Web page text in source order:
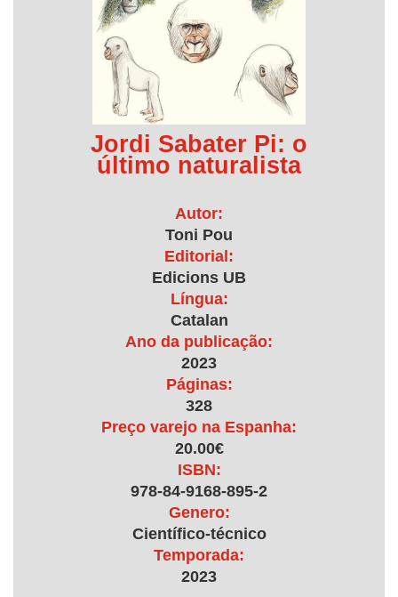
Jordi Sabater Pi: o
último naturalista
Autor:
Toni Pou
Editorial:
Edicions UB
Língua:
Catalan
Ano da publicação:
2023
Páginas:
328
Preço varejo na Espanha:
20.00€
ISBN:
978-84-9168-895-2
Genero:
Científico-técnico
Temporada:
2023